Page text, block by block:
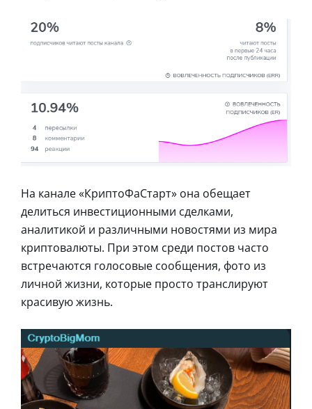
На канале «КриптоФаСтарт» она обещает
делиться инвестиционными сделками,
аналитикой и различными новостями из мира
криптовалюты. При этом среди постов часто
встречаются голосовые сообщения, фото из
личной жизни, которые просто транслируют
красивую жизнь.